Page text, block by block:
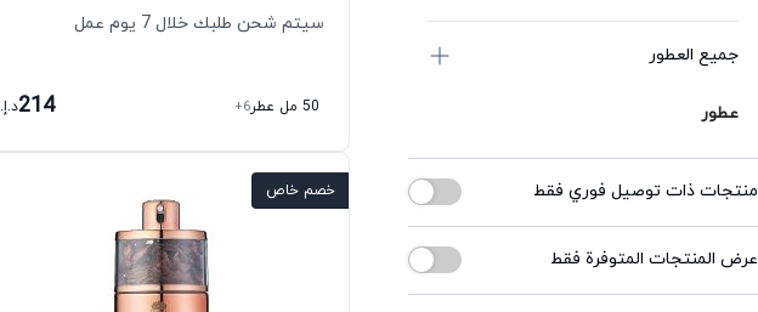
جميع العطور
عطور
منتجات ذات توصيل فوري فقط
عرض المنتجات المتوفرة فقط
سيتم شحن طلبك خلال 7 يوم عمل
50 مل عطر +6
214د.إ.
خصم خاص